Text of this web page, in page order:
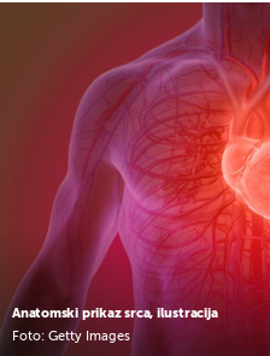
Anatomski prikaz srca, ilustracija
Foto: Getty Images